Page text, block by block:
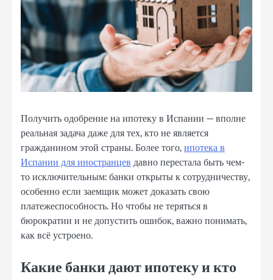
Получить одобрение на ипотеку в Испании — вполне
реальная задача даже для тех, кто не является
гражданином этой страны. Более того, ипотека в
Испании для иностранцев давно перестала быть чем-
то исключительным: банки открыты к сотрудничеству,
особенно если заемщик может доказать свою
платежеспособность. Но чтобы не теряться в
бюрократии и не допустить ошибок, важно понимать,
как всё устроено.
Какие банки дают ипотеку и кто